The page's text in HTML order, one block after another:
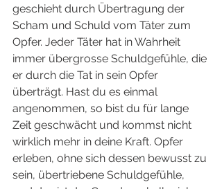
geschieht durch Übertragung der
Scham und Schuld vom Täter zum
Opfer. Jeder Täter hat in Wahrheit
immer übergrosse Schuldgefühle, die
er durch die Tat in sein Opfer
überträgt. Hast du es einmal
angenommen, so bist du für lange
Zeit geschwächt und kommst nicht
wirklich mehr in deine Kraft. Opfer
erleben, ohne sich dessen bewusst zu
sein, übertriebene Schuldgefühle,